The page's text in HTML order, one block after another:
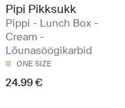
Pipi Pikksukk
Pippi - Lunch Box -
Cream -
Lõunasöögikarbid
ONE SIZE
24.99 €